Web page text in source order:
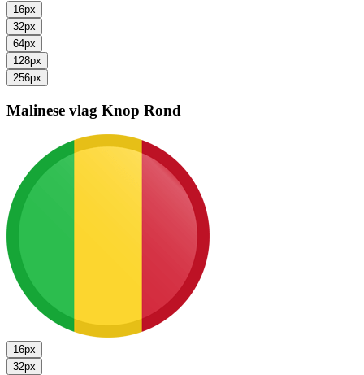
16px
32px
64px
128px
256px
Malinese vlag Knop Rond
16px
32px